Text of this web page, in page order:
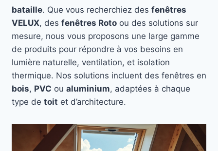
bataille. Que vous recherchiez des fenêtres
VELUX, des fenêtres Roto ou des solutions sur
mesure, nous vous proposons une large gamme
de produits pour répondre à vos besoins en
lumière naturelle, ventilation, et isolation
thermique. Nos solutions incluent des fenêtres en
bois, PVC ou aluminium, adaptées à chaque
type de toit et d’architecture.